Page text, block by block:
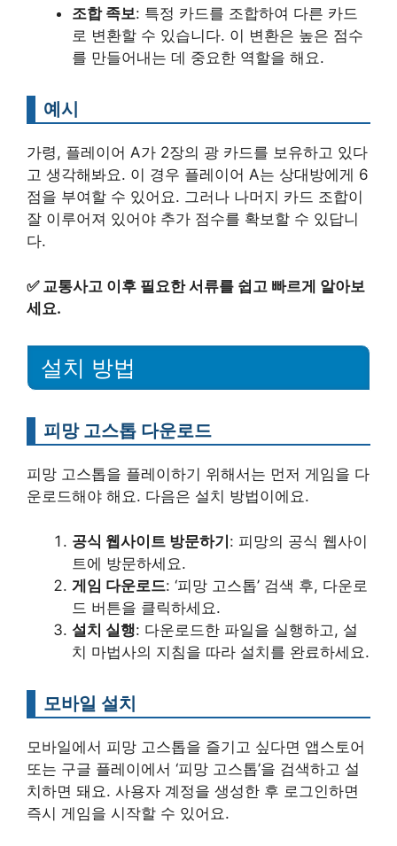
조합 족보: 특정 카드를 조합하여 다른 카드
로 변환할 수 있습니다. 이 변환은 높은 점수
를 만들어내는 데 중요한 역할을 해요.
예시
가령, 플레이어 A가 2장의 광 카드를 보유하고 있다
고 생각해봐요. 이 경우 플레이어 A는 상대방에게 6
점을 부여할 수 있어요. 그러나 나머지 카드 조합이
잘 이루어져 있어야 추가 점수를 확보할 수 있답니
다.
✅ 교통사고 이후 필요한 서류를 쉽고 빠르게 알아보
세요.
설치 방법
피망 고스톱 다운로드
피망 고스톱을 플레이하기 위해서는 먼저 게임을 다
운로드해야 해요. 다음은 설치 방법이에요.
공식 웹사이트 방문하기: 피망의 공식 웹사이
트에 방문하세요.
게임 다운로드: ‘피망 고스톱’ 검색 후, 다운로
드 버튼을 클릭하세요.
설치 실행: 다운로드한 파일을 실행하고, 설
치 마법사의 지침을 따라 설치를 완료하세요.
모바일 설치
모바일에서 피망 고스톱을 즐기고 싶다면 앱스토어
또는 구글 플레이에서 ‘피망 고스톱’을 검색하고 설
치하면 돼요. 사용자 계정을 생성한 후 로그인하면
즉시 게임을 시작할 수 있어요.